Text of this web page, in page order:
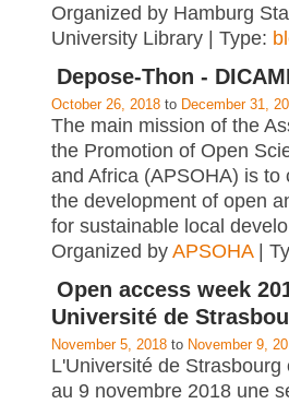
Organized by Hamburg
University Library | Type:
Depose-Thon -
October 26, 2018 to December 31,
The main mission of the
the Promotion of Open
and Africa (APSOHA) is to
the development of open
for sustainable local
Organized by APSOHA|
Open access week
Université de
November 5, 2018 to November 9,
L'Université de Strasbourg
au 9 novembre 2018 une